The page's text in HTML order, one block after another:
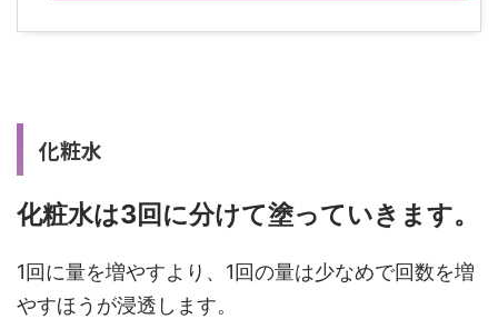
化粧水
化粧水は3回に分けて塗っていきます。
1回に量を増やすより、1回の量は少なめで回数を増
やすほうが浸透します。